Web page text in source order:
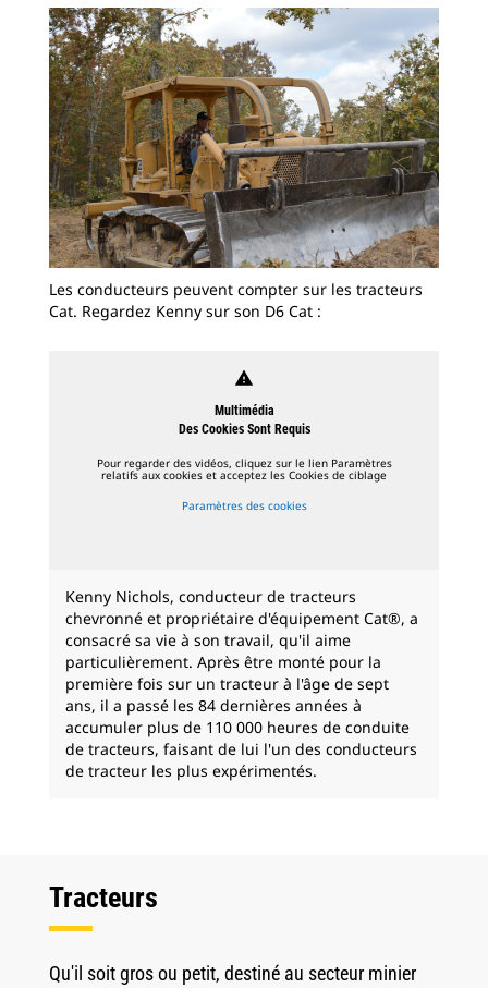
Les conducteurs peuvent compter sur les tracteurs
Cat. Regardez Kenny sur son D6 Cat :
warning
Multimédia
Des Cookies Sont Requis
Pour regarder des vidéos, cliquez sur le lien Paramètres
relatifs aux cookies et acceptez les Cookies de ciblage
Paramètres des cookies
Kenny Nichols, conducteur de tracteurs
chevronné et propriétaire d'équipement Cat®, a
consacré sa vie à son travail, qu'il aime
particulièrement. Après être monté pour la
première fois sur un tracteur à l'âge de sept
ans, il a passé les 84 dernières années à
accumuler plus de 110 000 heures de conduite
de tracteurs, faisant de lui l'un des conducteurs
de tracteur les plus expérimentés.
Tracteurs
Qu'il soit gros ou petit, destiné au secteur minier